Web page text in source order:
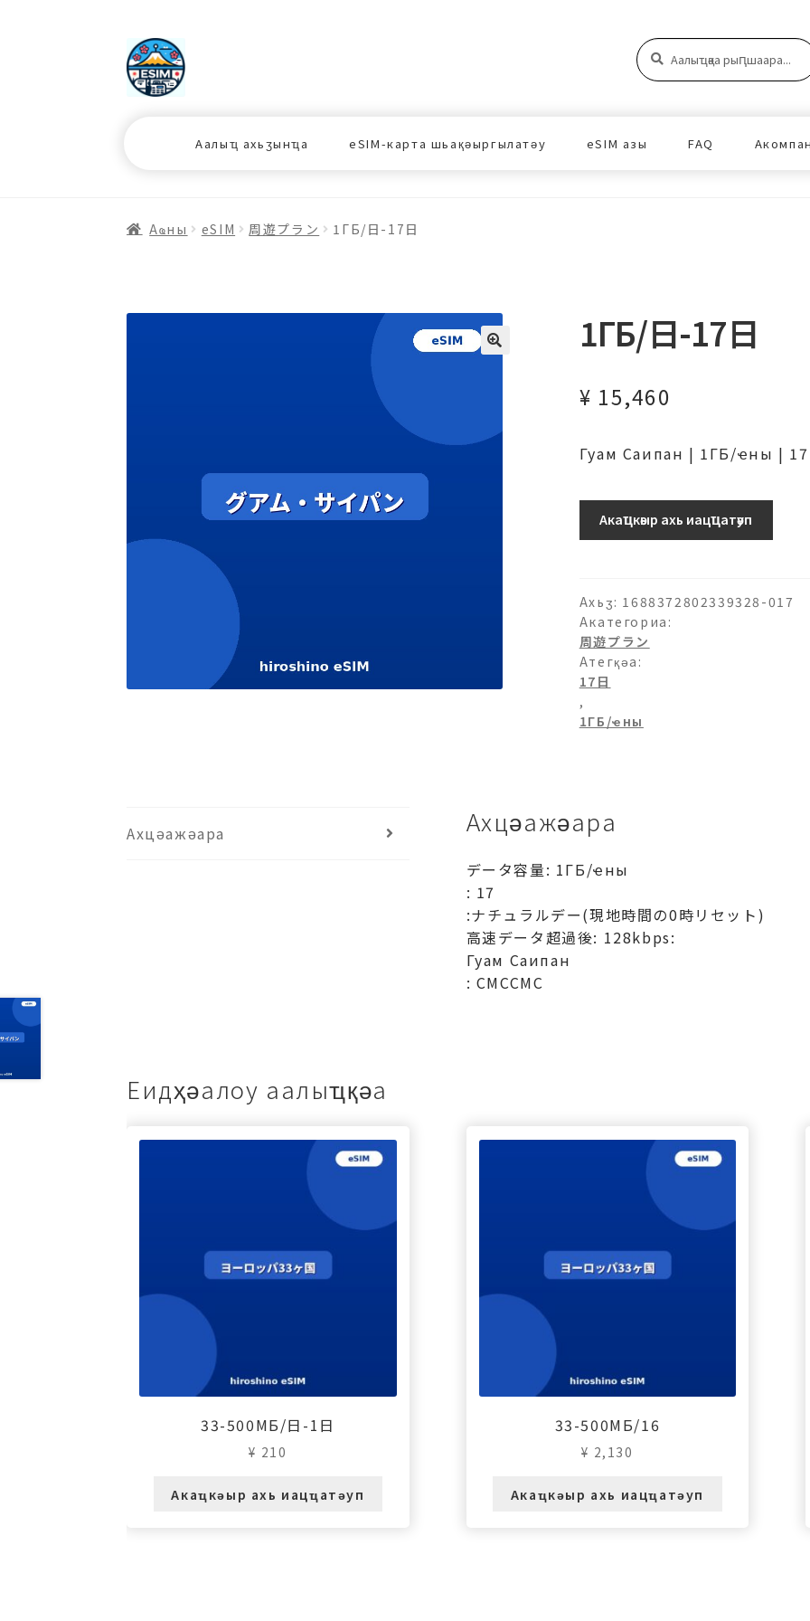
ナ
ビ
ゲ
ス
コ
ン
テ
プ
Аԥшаара:
Аԥшаара
Аалыҵ ахьӡынҵа eSIM-карта шьақәыргылатәу eSIM азы FAQ
Аҩны еSIM 周遊プラン 1ГБ/日-17日
1ГБ/日-17日
¥ 15,460
Гуам Саипан | 1ГБ/ҽны | 17
Акаҵкәыр ахь иацҵатәуп
Ахьӡ: 1688372802339328-017
Акатегориа:
周遊プラン
Атегқәа:
17日
,
1ГБ/ҽны
Ахцәажәара Ахцәажәара
データ容量: 1ГБ/ҽны
: 17
:ナチュラルデー(現地時間の0時リセット)
高速データ超過後: 128kbps:
Гуам Саипан
: СМССМС
Еидҳәалоу аалыҵқәа
33-500МБ/日-1日
¥ 210
Акаҵкәыр ахь иацҵатәуп
33-500МБ/16
¥ 2,130
Акаҵкәыр ахь иацҵатәуп